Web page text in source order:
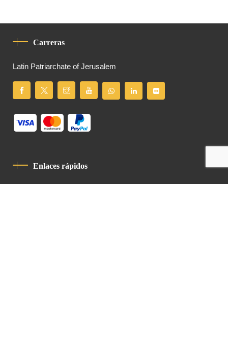
Carreras
Latin Patriarchate of Jerusalem
Enlaces rápidos